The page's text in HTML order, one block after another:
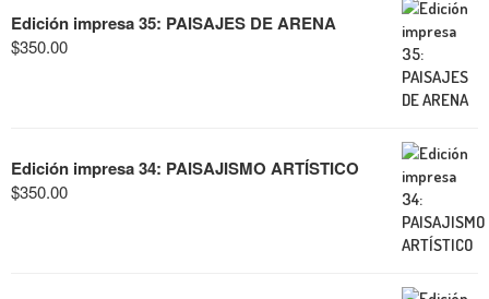
Edición impresa 35: PAISAJES DE ARENA
$350.00
Edición impresa 34: PAISAJISMO ARTÍSTICO
$350.00